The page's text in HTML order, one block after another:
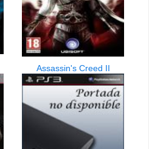
Assassin's Creed II